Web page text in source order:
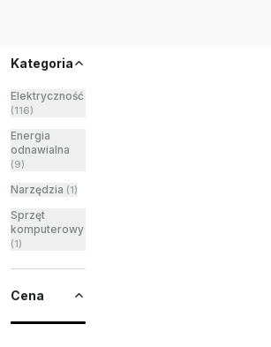
Kategoria
Elektryczność
(116)
Energia
odnawialna
(9)
Narzędzia (1)
Sprzęt
komputerowy
(1)
Cena